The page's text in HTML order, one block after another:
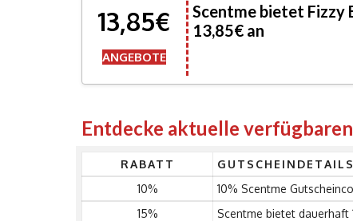
13,85€
ANGEBOTE
Scentme bietet Fizzy
13,85€ an
Entdecke aktuelle
RABATT GUTSCHEINDETAILS
10%
10% Scentme
15%
Scentme bietet dauerhaft